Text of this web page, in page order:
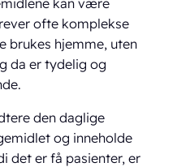
ofte komplekse
brukes hjemme, uten
da er tydelig og
den daglige
og inneholde
det er få pasienter, er